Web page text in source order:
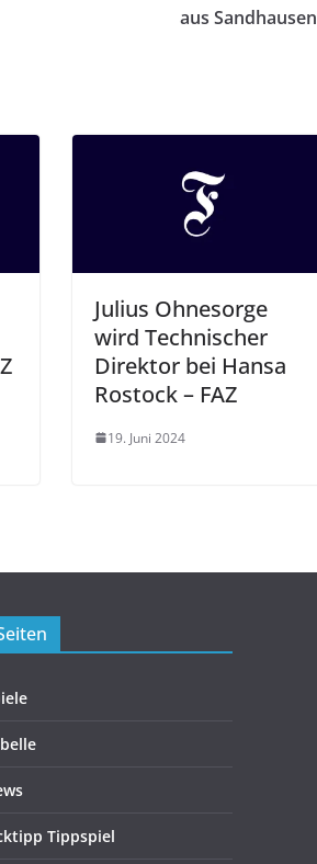
aus Sandhausen
Julius Ohnesorge
wird Technischer
Direktor bei Hansa
Rostock – FAZ
19. Juni 2024
Tippspiel